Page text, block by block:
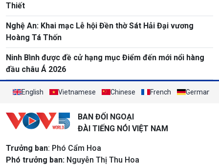
Thiết
Nghệ An: Khai mạc Lễ hội Đền thờ Sát Hải Đại vương
Hoàng Tá Thốn
Ninh Bình được đề cử hạng mục Điểm đến mới nổi hàng
đầu châu Á 2026
English Vietnamese Chinese French German
BAN ĐỐI NGOẠI
ĐÀI TIẾNG NÓI VIỆT NAM
Trưởng ban: Phó Cẩm Hoa
Phó trưởng ban: Nguyễn Thị Thu Hoa